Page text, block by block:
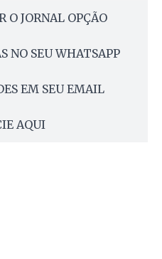
O JORNAL OPÇÃO
NO SEU WHATSAPP
EM SEU EMAIL
AQUI